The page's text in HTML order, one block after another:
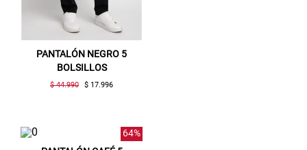
PANTALÓN NEGRO 5
BOLSILLOS
$ 44.990 $ 17.996
64%